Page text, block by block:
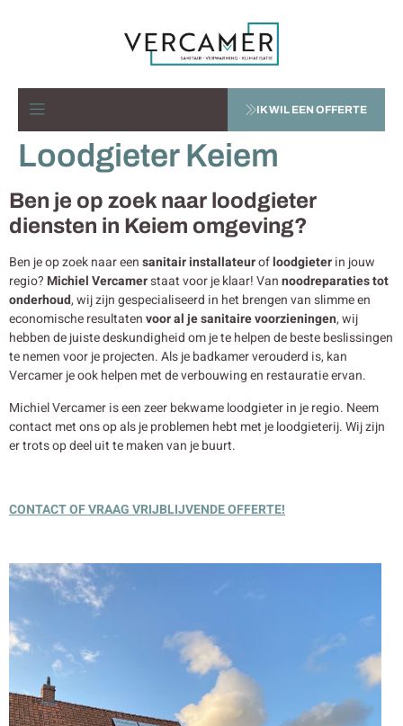
IK WIL EEN OFFERTE
Loodgieter Keiem
Ben je op zoek naar loodgieter
diensten in Keiem omgeving?
Ben je op zoek naar eensanitair installateurofloodgieterin jouw
regio? Michiel Vercamerstaat voor je klaar! Vannoodreparaties tot
onderhoud, wij zijn gespecialiseerd in het brengen van slimme en
economische resultatenvoor al je sanitaire voorzieningen, wij
hebben de juiste deskundigheid om je te helpen de beste beslissingen
te nemen voor je projecten. Als je badkamer verouderd is, kan
Vercamer je ook helpen met de verbouwing en restauratie ervan.
Michiel Vercamer is een zeer bekwame loodgieter in je regio. Neem
contact met ons op als je problemen hebt met je loodgieterij. Wij zijn
er trots op deel uit te maken van je buurt.
CONTACT OF VRAAG VRIJBLIJVENDE OFFERTE!